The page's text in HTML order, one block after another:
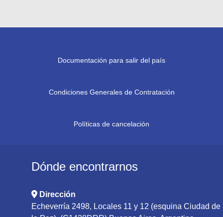
Documentación para salir del país
Condiciones Generales de Contratación
Políticas de cancelación
Dónde encontrarnos
Dirección
Echeverría 2498, Locales 11 y 12 (esquina Ciudad de